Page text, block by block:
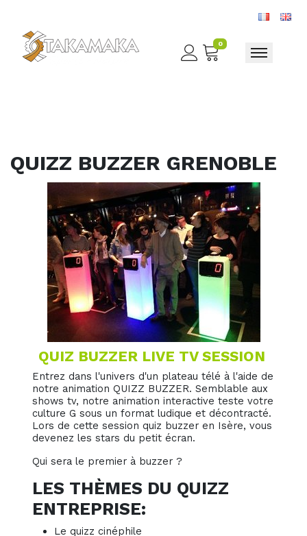
0
Toggle
QUIZZ BUZZER GRENOBLE
QUIZ BUZZER LIVE TV SESSION
Entrez dans l'univers d'un plateau télé à l'aide de
notre animation QUIZZ BUZZER. Semblable aux
shows tv, notre animation interactive teste votre
culture G sous un format ludique et décontracté.
Lors de cette session quiz buzzer en Isère, vous
devenez les stars du petit écran.
Qui sera le premier à buzzer ?
LES THÈMES DU QUIZZ
ENTREPRISE:
Le quizz cinéphile